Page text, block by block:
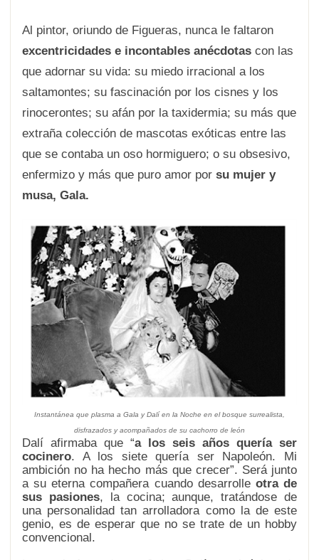
Al pintor, oriundo de Figueras, nunca le faltaron
excentricidades e incontables anécdotas con las
que adornar su vida: su miedo irracional a los
saltamontes; su fascinación por los cisnes y los
rinocerontes; su afán por la taxidermia; su más que
extraña colección de mascotas exóticas entre las
que se contaba un oso hormiguero; o su obsesivo,
enfermizo y más que puro amor por su mujer y
musa, Gala.
Instantánea que plasma a Gala y Dalí en la Noche en el bosque surrealista
disfrazados y acompañados de su cachorro de león
Dalí afirmaba que “a los seis años quería ser
cocinero. A los siete quería ser Napoleón. Mi
ambición no ha hecho más que crecer”. Será junto
a su eterna compañera cuando desarrolle otra de
sus pasiones, la cocina; aunque, tratándose de
una personalidad tan arrolladora como la de este
genio, es de esperar que no se trate de un hobby
convencional.